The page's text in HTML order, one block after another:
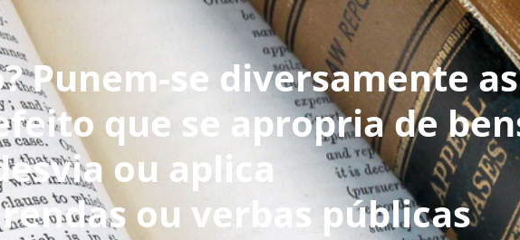
Punem-se diversamente as
que se apropria de
ou aplica
ou verbas públicas